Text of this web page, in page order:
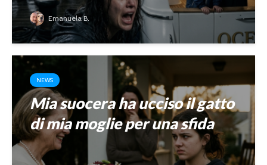
Emanuela B.
NEWS
Mia suocera ha ucciso il gatto
di mia moglie per una sfida